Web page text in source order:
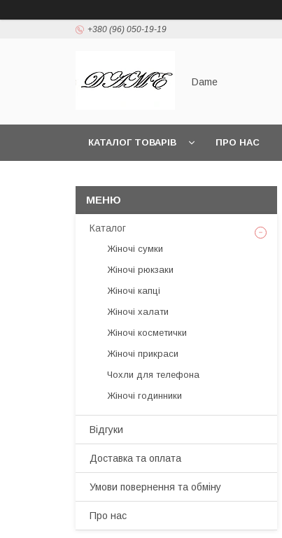
+380 (96) 050-19-19
Dame
КАТАЛОГ ТОВАРІВ ПРО НАС
Каталог
Жіночі сумки
Жіночі рюкзаки
Жіночі капці
Жіночі халати
Жіночі косметички
Жіночі прикраси
Чохли для телефона
Жіночі годинники
Відгуки
Доставка та оплата
Умови повернення та обміну
Про нас